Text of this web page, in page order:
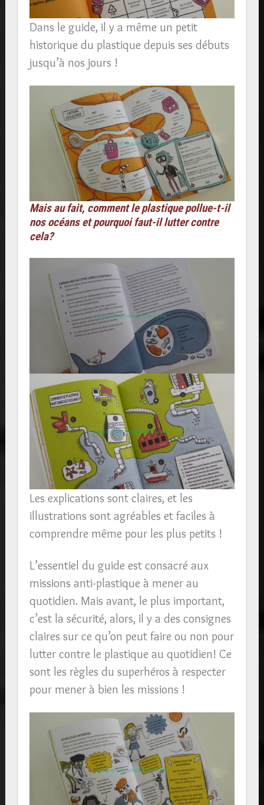
Dans le guide, il y a même un petit
historique du plastique depuis ses débuts
jusqu’à nos jours !
Mais au fait, comment le plastique pollue-t-il
nos océans et pourquoi faut-il lutter contre
cela?
Les explications sont claires, et les
illustrations sont agréables et faciles à
comprendre même pour les plus petits !
L’essentiel du guide est consacré aux
missions anti-plastique à mener au
quotidien. Mais avant, le plus important,
c’est la sécurité, alors, il y a des consignes
claires sur ce qu’on peut faire ou non pour
lutter contre le plastique au quotidien! Ce
sont les règles du superhéros à respecter
pour mener à bien les missions !